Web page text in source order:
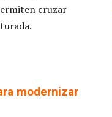
cruzar
modernizar